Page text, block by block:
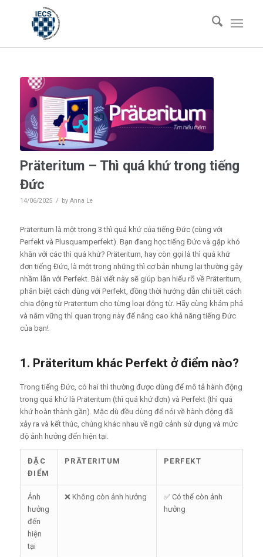
Präteritum – Thì quá khứ trong tiếng
Đức
14/06/2025 / by Anna Le
Präteritum là một trong 3 thì quá khứ của tiếng Đức (cùng với
Perfekt và Plusquamperfekt). Bạn đang học tiếng Đức và gặp khó
khăn với các thì quá khứ? Präteritum, hay còn gọi là thì quá khứ
đơn tiếng Đức, là một trong những thì cơ bản nhưng lại thường gây
nhầm lẫn với Perfekt. Bài viết này sẽ giúp bạn hiểu rõ về Präteritum,
phân biệt cách dùng với Perfekt, đồng thời hướng dẫn chi tiết cách
chia động từ Präteritum cho từng loại động từ. Hãy cùng khám phá
và nắm vững thì quan trọng này để nâng cao khả năng tiếng Đức
của bạn!
1. Präteritum khác Perfekt ở điểm nào?
Trong tiếng Đức, có hai thì thường được dùng để mô tả hành động
trong quá khứ là Präteritum (thì quá khứ đơn) và Perfekt (thì quá
khứ hoàn thành gần). Mặc dù đều dùng để nói về hành động đã
xảy ra và kết thúc, chúng khác nhau về ngữ cảnh sử dụng và mức
độ ảnh hưởng đến hiện tại.
ĐẶC
ĐIỂM
PRÄTERITUM PERFEKT
Ảnh
hưởng
đến
hiện
tại
❌ Không còn ảnh hưởng
✅ Có thể còn ảnh
hưởng